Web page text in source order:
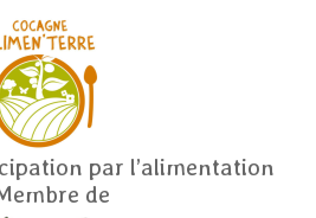
par l’alimentation
de